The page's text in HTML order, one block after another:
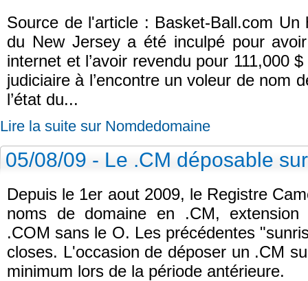
Source de l'article : Basket-Ball.com
du New Jersey a été inculpé pour
internet et l’avoir revendu pour 111,000
judiciaire à l’encontre un voleur de nom
l’état du...
Lire la suite sur Nomdedomaine
05/08/09 - Le .CM déposable
Depuis le 1er aout 2009, le Registre
noms de domaine en .CM, extension
.COM sans le O. Les précédentes
closes. L'occasion de déposer un .CM
minimum lors de la période antérieure.